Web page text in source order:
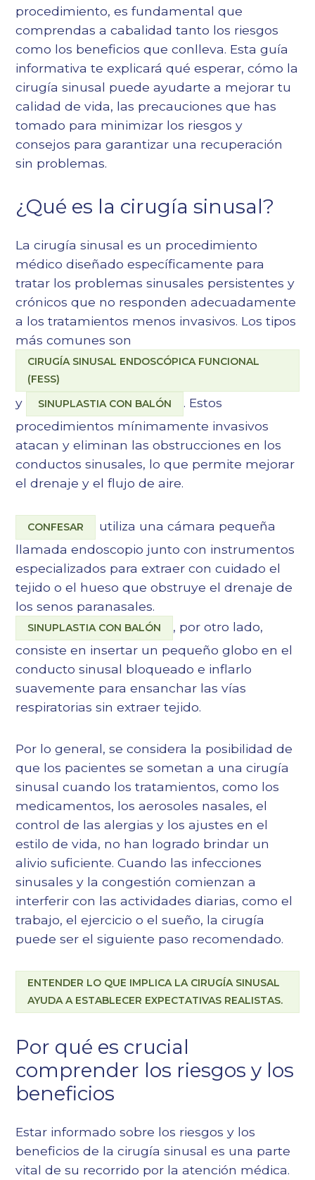
procedimiento, es fundamental que
comprendas a cabalidad tanto los riesgos
como los beneficios que conlleva. Esta guía
informativa te explicará qué esperar, cómo la
cirugía sinusal puede ayudarte a mejorar tu
calidad de vida, las precauciones que has
tomado para minimizar los riesgos y
consejos para garantizar una recuperación
sin problemas.
¿Qué es la cirugía sinusal?
La cirugía sinusal es un procedimiento
médico diseñado específicamente para
tratar los problemas sinusales persistentes y
crónicos que no responden adecuadamente
a los tratamientos menos invasivos. Los tipos
más comunes son
CIRUGÍA SINUSAL ENDOSCÓPICA FUNCIONAL
(FESS)
y SINUPLASTIA CON BALÓN
. Estos
procedimientos mínimamente invasivos
atacan y eliminan las obstrucciones en los
conductos sinusales, lo que permite mejorar
el drenaje y el flujo de aire.
CONFESAR
utiliza una cámara pequeña
llamada endoscopio junto con instrumentos
especializados para extraer con cuidado el
tejido o el hueso que obstruye el drenaje de
los senos paranasales.
SINUPLASTIA CON BALÓN
, por otro lado,
consiste en insertar un pequeño globo en el
conducto sinusal bloqueado e inflarlo
suavemente para ensanchar las vías
respiratorias sin extraer tejido.
Por lo general, se considera la posibilidad de
que los pacientes se sometan a una cirugía
sinusal cuando los tratamientos, como los
medicamentos, los aerosoles nasales, el
control de las alergias y los ajustes en el
estilo de vida, no han logrado brindar un
alivio suficiente. Cuando las infecciones
sinusales y la congestión comienzan a
interferir con las actividades diarias, como el
trabajo, el ejercicio o el sueño, la cirugía
puede ser el siguiente paso recomendado.
ENTENDER LO QUE IMPLICA LA CIRUGÍA SINUSAL
AYUDA A ESTABLECER EXPECTATIVAS REALISTAS.
Por qué es crucial
comprender los riesgos y los
beneficios
Estar informado sobre los riesgos y los
beneficios de la cirugía sinusal es una parte
vital de su recorrido por la atención médica.